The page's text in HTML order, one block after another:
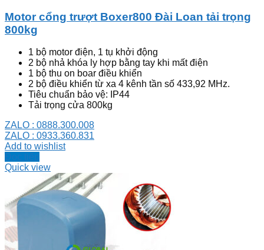
Motor cổng trượt Boxer800 Đài Loan tải trọng
800kg
1 bộ motor điện, 1 tụ khởi động
2 bộ nhả khóa ly hợp bằng tay khi mất điện
1 bộ thu on boar điều khiển
2 bộ điều khiển từ xa 4 kênh tần số 433,92 MHz.
Tiêu chuẩn bảo vệ: IP44
Tải trọng cửa 800kg
ZALO : 0888.300.008
ZALO : 0933.360.831
Add to wishlist
Đọc tiếp
Quick view